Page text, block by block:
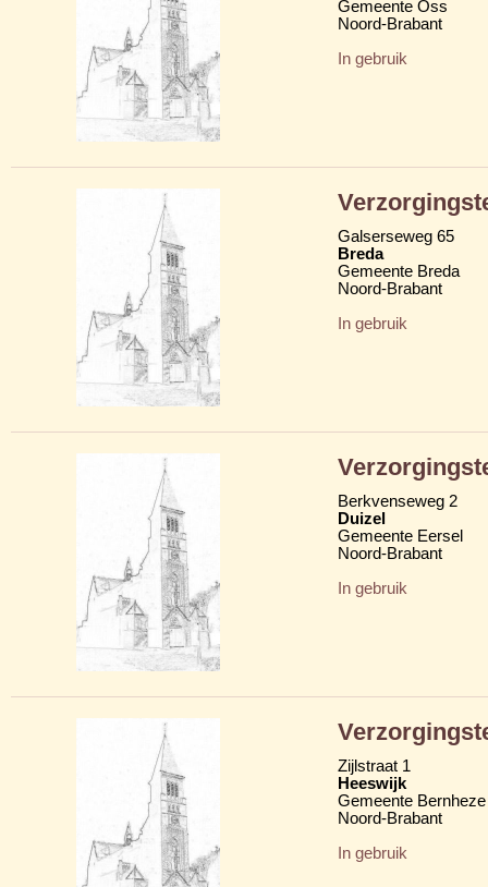
Gemeente Oss
Noord-Brabant
In gebruik
Galserseweg 65
Breda
Gemeente Breda
Noord-Brabant
In gebruik
Berkvenseweg 2
Duizel
Gemeente Eersel
Noord-Brabant
In gebruik
Zijlstraat 1
Heeswijk
Gemeente Bernheze
Noord-Brabant
In gebruik